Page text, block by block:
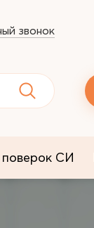
звонок
поверок СИ